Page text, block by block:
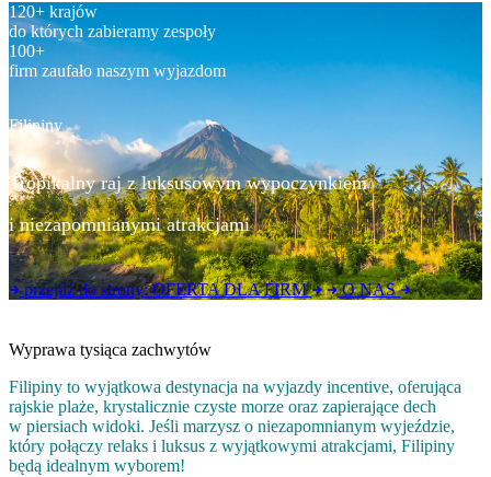
120+ krajów
do których zabieramy zespoły
100+
firm zaufało naszym wyjazdom
Filipiny
Tropikalny raj z luksusowym wypoczynkiem
i niezapomnianymi atrakcjami
przejdź do strony:OFERTA DLA FIRM O NAS
Wyprawa tysiąca zachwytów
Filipiny to wyjątkowa destynacja na wyjazdy incentive, oferująca
rajskie plaże, krystalicznie czyste morze oraz zapierające dech
w piersiach widoki. Jeśli marzysz o niezapomnianym wyjeździe,
który połączy relaks i luksus z wyjątkowymi atrakcjami, Filipiny
będą idealnym wyborem!